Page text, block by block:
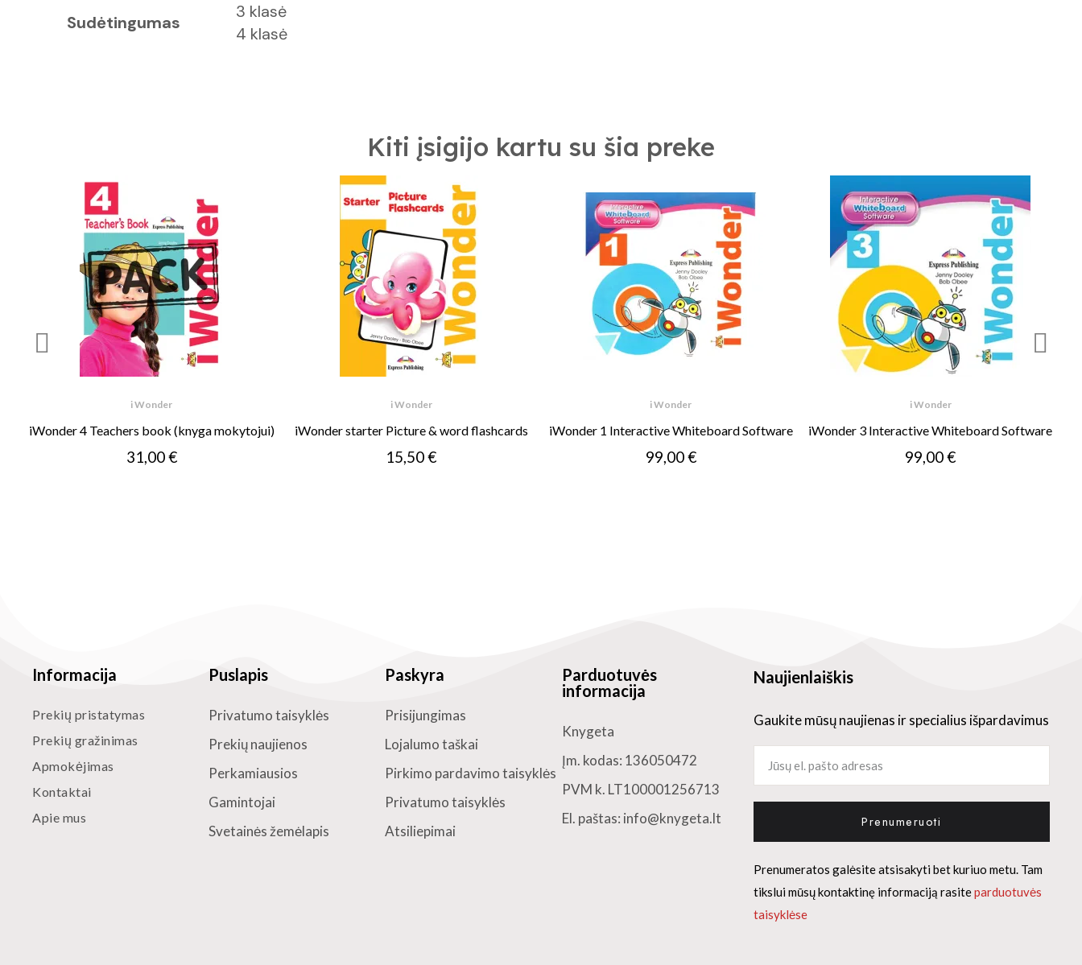
Sudėtingumas
3 klasė
4 klasė
Kiti įsigijo kartu su šia preke
i Wonder
iWonder 4 Teachers book (knyga mokytojui)
31,00 €
i Wonder
iWonder starter Picture & word flashcards
15,50 €
i Wonder
iWonder 1 Interactive Whiteboard Software
99,00 €
i Wonder
iWonder 3 Interactive Whiteboard Software
99,00 €
Informacija
Prekių pristatymas
Prekių gražinimas
Apmokėjimas
Kontaktai
Apie mus
Puslapis
Privatumo taisyklės
Prekių naujienos
Perkamiausios
Gamintojai
Svetainės žemėlapis
Paskyra
Prisijungimas
Lojalumo taškai
Pirkimo pardavimo taisyklės
Privatumo taisyklės
Atsiliepimai
Parduotuvės
informacija
Knygeta
Įm. kodas: 136050472
PVM k. LT100001256713
El. paštas: info@knygeta.lt
Naujienlaiškis
Gaukite mūsų naujienas ir specialius išpardavimus
Prenumeruoti
Prenumeratos galėsite atsisakyti bet kuriuo metu. Tam
tikslui mūsų kontaktinę informaciją rasiteparduotuvės
taisyklėse